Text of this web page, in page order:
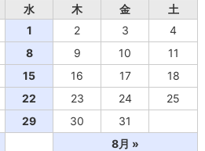
水 木 金 土
8月 »
1 2 3
4
8 9 10
11
15 16 17
18
22 23 24
25
29 30 31